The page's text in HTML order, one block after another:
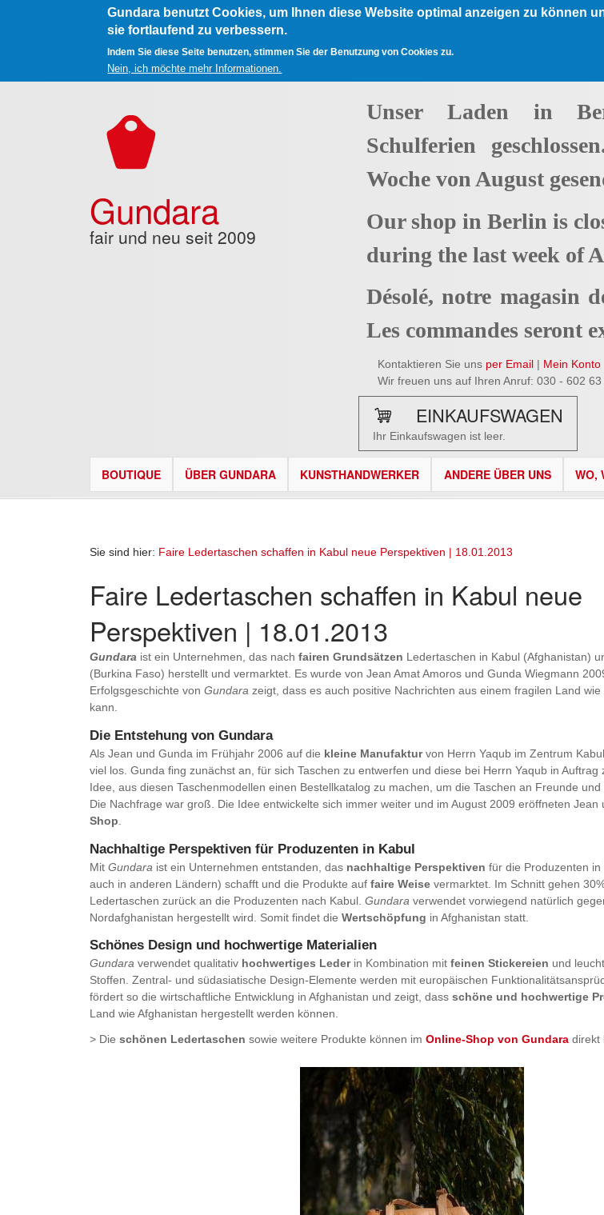
Gundara benutzt Cookies, um Ihnen diese Website optimal anzeigen zu können
sie fortlaufend zu verbessern.
Indem Sie diese Seite benutzen, stimmen Sie der Benutzung von Cookies zu.
Nein, ich möchte mehr Informationen.
Gundara
fair und neu seit 2009
Unser Laden in
Schulferien
Woche von August
Our shop in Berlin is
during the last week of
Désolé, notre magasin
Les commandes seront
Kontaktieren Sie uns per Email | Mein Konto
Wir freuen uns auf Ihren Anruf: 030 - 602 63
EINKAUFSWAGEN
Ihr Einkaufswagen ist leer.
BOUTIQUE ÜBER GUNDARA KUNSTHANDWERKER ANDERE ÜBER UNS WO,
Sie sind hier: Faire Ledertaschen schaffen in Kabul neue Perspektiven | 18.01.2013
Faire Ledertaschen schaffen in Kabul neue
Perspektiven | 18.01.2013
Gundara ist ein Unternehmen, das nach fairen Grundsätzen Ledertaschen in Kabul (Afghanistan)
(Burkina Faso) herstellt und vermarktet. Es wurde von Jean Amat Amoros und Gunda Wiegmann
Erfolgsgeschichte von Gundara zeigt, dass es auch positive Nachrichten aus einem fragilen Land wie
kann.
Die Entstehung von Gundara
Als Jean und Gunda im Frühjahr 2006 auf die kleine Manufakturvon Herrn Yaqub im Zentrum
viel los. Gunda fing zunächst an, für sich Taschen zu entwerfen und diese bei Herrn Yaqub in Auftrag
Idee, aus diesen Taschenmodellen einen Bestellkatalog zu machen, um die Taschen an Freunde und
Die Nachfrage war groß. Die Idee entwickelte sich immer weiter und im August 2009 eröffneten Jean
Shop
Nachhaltige Perspektiven für Produzenten in Kabul
Mit Gundara ist ein Unternehmen entstanden, das nachhaltige Perspektiven für die Produzenten
auch in anderen Ländern) schafft und die Produkte auf faire Weise vermarktet. Im Schnitt gehen
Ledertaschen zurück an die Produzenten nach Kabul. Gundara verwendet vorwiegend natürlich
Nordafghanistan hergestellt wird. Somit findet die Wertschöpfung in Afghanistan statt.
Schönes Design und hochwertige Materialien
Gundara verwendet qualitativ hochwertiges Lederin Kombination mit feinen Stickereien und
Stoffen. Zentral- und südasiatische Design-Elemente werden mit europäischen
fördert so die wirtschaftliche Entwicklung in Afghanistan und zeigt, dass schöne und hochwertige
Land wie Afghanistan hergestellt werden können.
> Die schönen Ledertaschen sowie weitere Produkte können im Online-Shop von Gundara direkt